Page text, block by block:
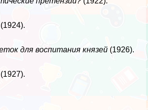
(1924).
для воспитания князей (1926).
(1927).